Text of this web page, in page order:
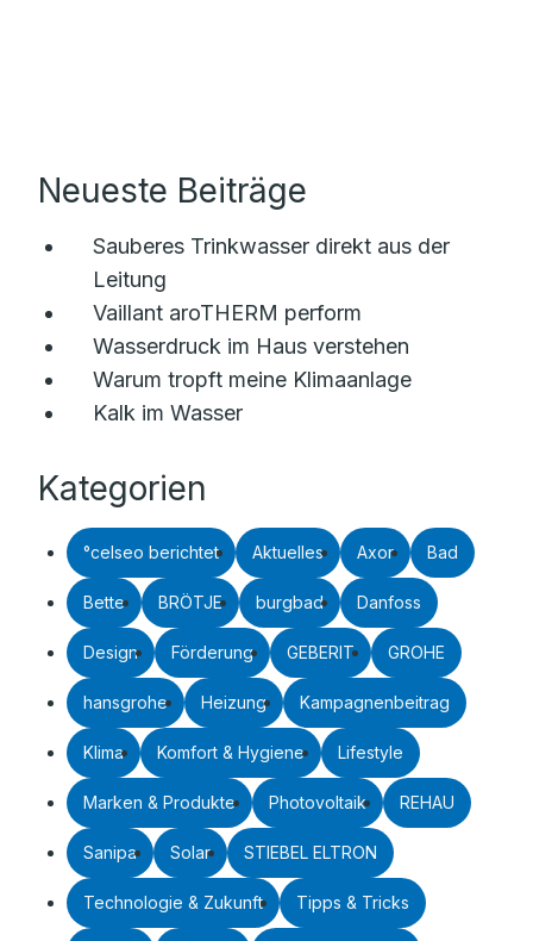
Neueste Beiträge
Sauberes Trinkwasser direkt aus der
Leitung
Vaillant aroTHERM perform
Wasserdruck im Haus verstehen
Warum tropft meine Klimaanlage
Kalk im Wasser
Kategorien
°celseo berichtet Aktuelles Axor Bad
Bette BRÖTJE burgbad Danfoss
Design Förderung GEBERIT GROHE
hansgrohe Heizung Kampagnenbeitrag
Klima Komfort & Hygiene Lifestyle
Marken & Produkte Photovoltaik REHAU
Sanipa Solar STIEBEL ELTRON
Technologie & Zukunft Tipps & Tricks